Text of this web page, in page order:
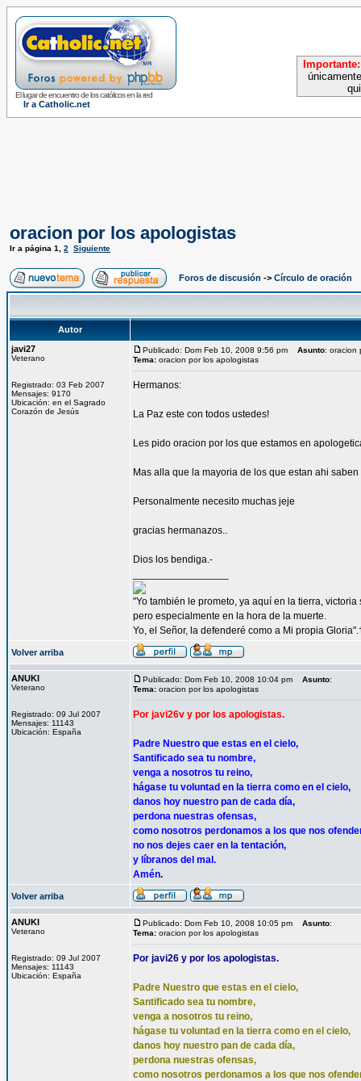
El lugar de encuentro de los católicos en la red
Ir a Catholic.net
Importante:
oracion por los apologistas
Ir a página 1 2 Siguiente
Foros de discusión -> Círculo de oración
Autor
javi27
Veterano
Registrado: 03 Feb 2007
Mensajes: 9170
Ubicación: en el Sagrado
Corazón de Jesús
Publicado: Dom Feb 10, 2008 9:56 pm Asunto: oracion
Tema: oracion por los apologistas
Hermanos:
La Paz este con todos ustedes!
Les pido oracion por los que estamos en
Mas alla que la mayoria de los que estan ahi
Personalmente necesito muchas jeje
gracias hermanazos..
Dios los bendiga.-
"Yo también le prometo, ya aquí en la tierra,
pero especialmente en la hora de la muerte.
Yo, el Señor, la defenderé como a Mi propia
Volver arriba
ANUKI
Veterano
Registrado: 09 Jul 2007
Mensajes: 11143
Ubicación: España
Publicado: Dom Feb 10, 2008 10:04 pm Asunto:
Tema: oracion por los apologistas
Por javi26v y por los apologistas.
Padre Nuestro que estas en el cielo,
Santificado sea tu nombre,
venga a nosotros tu reino,
hágase tu voluntad en la tierra como en el cielo,
danos hoy nuestro pan de cada día,
perdona nuestras ofensas,
como nosotros perdonamos a los que nos
no nos dejes caer en la tentación,
y líbranos del mal.
Amén.
Volver arriba
ANUKI
Veterano
Registrado: 09 Jul 2007
Mensajes: 11143
Ubicación: España
Publicado: Dom Feb 10, 2008 10:05 pm Asunto:
Tema: oracion por los apologistas
Por javi26 y por los apologistas.
Padre Nuestro que estas en el cielo,
Santificado sea tu nombre,
venga a nosotros tu reino,
hágase tu voluntad en la tierra como en el cielo,
danos hoy nuestro pan de cada día,
perdona nuestras ofensas,
como nosotros perdonamos a los que nos